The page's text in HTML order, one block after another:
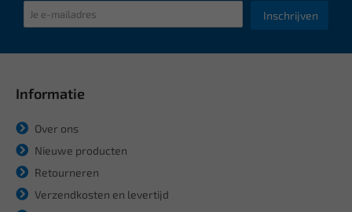
Inschrijven
Informatie
Over ons
Nieuwe producten
Retourneren
Verzendkosten en levertijd